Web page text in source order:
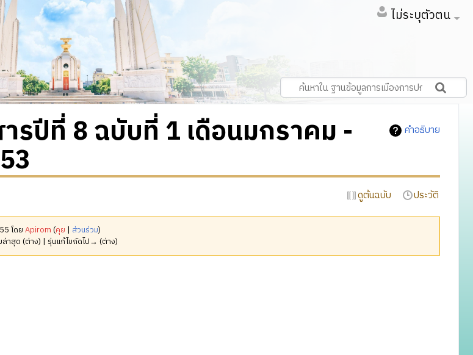
ไม่ระบุตัวตน
คำอธิบาย
รปีที่ 8 ฉบับที่ 1 เดือนมกราคม -
ดูต้นฉบับ ประวัติ
โดยApirom (คุย | ส่วนร่วม)
ล่าสุด (ต่าง) | รุ่นแก้ไขถัดไป→ (ต่าง)